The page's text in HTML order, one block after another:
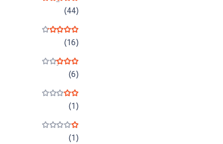
نمره
(44)
نمره(16)
نمره(6)
نمره(1)
نمره(1)